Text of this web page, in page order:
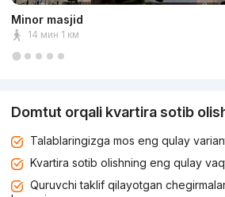
Minor masjid
14 мин 1 км
Domtut orqali kvartira sotib
Talablaringizga mos eng qulay
Kvartira sotib olishning eng qulay
Quruvchi taklif qilayotgan